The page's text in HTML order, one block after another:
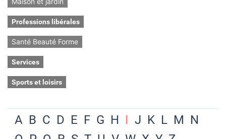
Professions libérales
Santé Beauté Forme
Services
Sports et loisirs
A B C D E F G H I J K L M N